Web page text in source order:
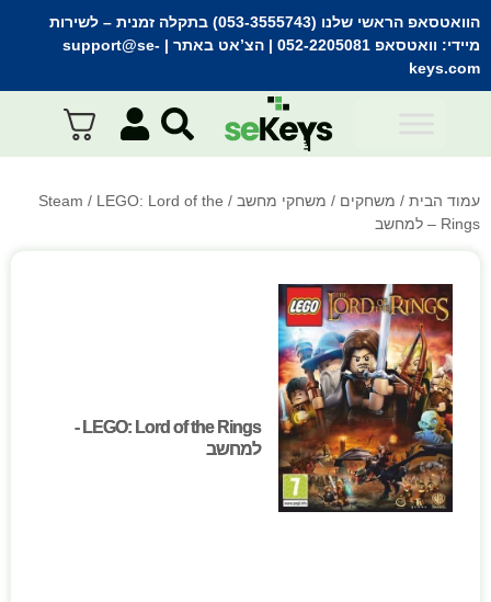
הוואטסאפ הראשי שלנו (053-3555743) בתקלה זמנית
– לשירות
מיידי: וואטסאפ 052-2205081 | הצ’אט באתר | support@se-
keys.com
עמוד הבית / משחקים / משחקי מחשב /
Steam / LEGO: Lord of the
Rings – למחשב
LEGO: Lord of the Rings -
למחשב
LEGO: Lord of the Rings -
למחשב